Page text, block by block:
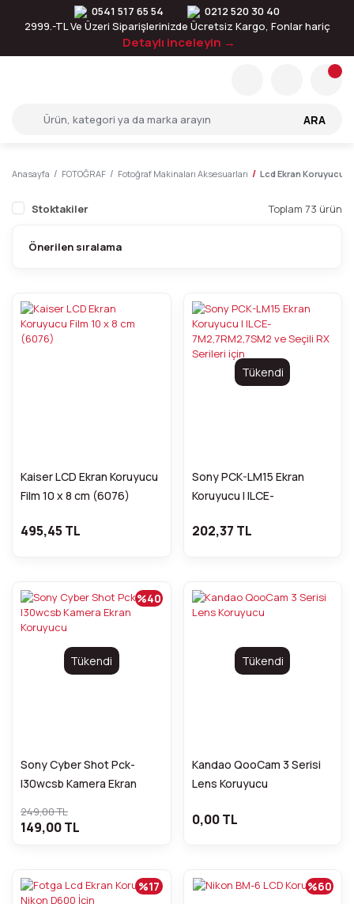
0541 517 65 54
0212 520 30 40
2999.-TL Ve Üzeri Siparişlerinizde Ücretsiz Kargo, Fonlar hariç
Detaylı inceleyin →
ARA
Anasayfa FOTOĞRAF Fotoğraf Makinaları Aksesuarları Lcd Ekran
Stoktakiler Toplam 73 ürün
Kaiser LCD Ekran Koruyucu
Film 10 x 8 cm (6076)
495,45 TL
Tükendi
Sony PCK-LM15 Ekran
Koruyucu l ILCE-
RX Serileri için
202,37 TL
Tükendi
Sony Cyber Shot Pck-
l30wcsb Kamera Ekran
%40
249,00 TL
149,00 TL
Tükendi
Kandao QooCam 3 Serisi
Lens Koruyucu
0,00 TL
%17 %60